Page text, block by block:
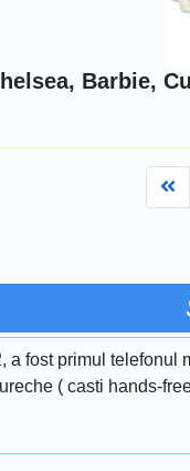
Barbie,
a fost primul
( casti hands-